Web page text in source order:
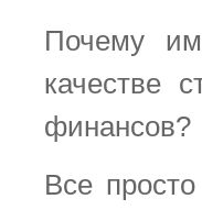
Почему
качестве
финансов?
Все